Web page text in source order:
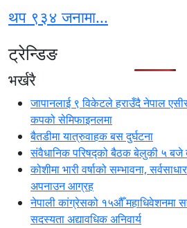
थप ९३४ जनामा...
ट्रेन्डिङ
भर्खरै
जापानलाई ९ विकेटले हराउँदै नेपाल
कपको सेमिफाइनलमा
बैतडीमा यात्रुवाहक बस दुर्घटना
संवैधानिक परिषद्को बैठक बेलुकी ५ बजे
कोशीमा भारी वर्षाको सम्भावना,
अपनाउन आग्रह
नेपाली कांग्रेसको १५औँ महाधिवेशनमा
सदस्यता अद्यावधिक अनिवार्य